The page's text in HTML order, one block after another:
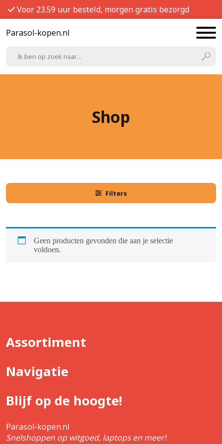
Voor 23.59 uur besteld, morgen gratis bezorgd
Parasol-kopen.nl
Shop
Filters
Geen producten gevonden die aan je selectie
voldoen.
Assortiment
Navigatie
Blijf op de hoogte!
Parasol-kopen.nl
Snelshoppen op witgoed, laptops en meer!